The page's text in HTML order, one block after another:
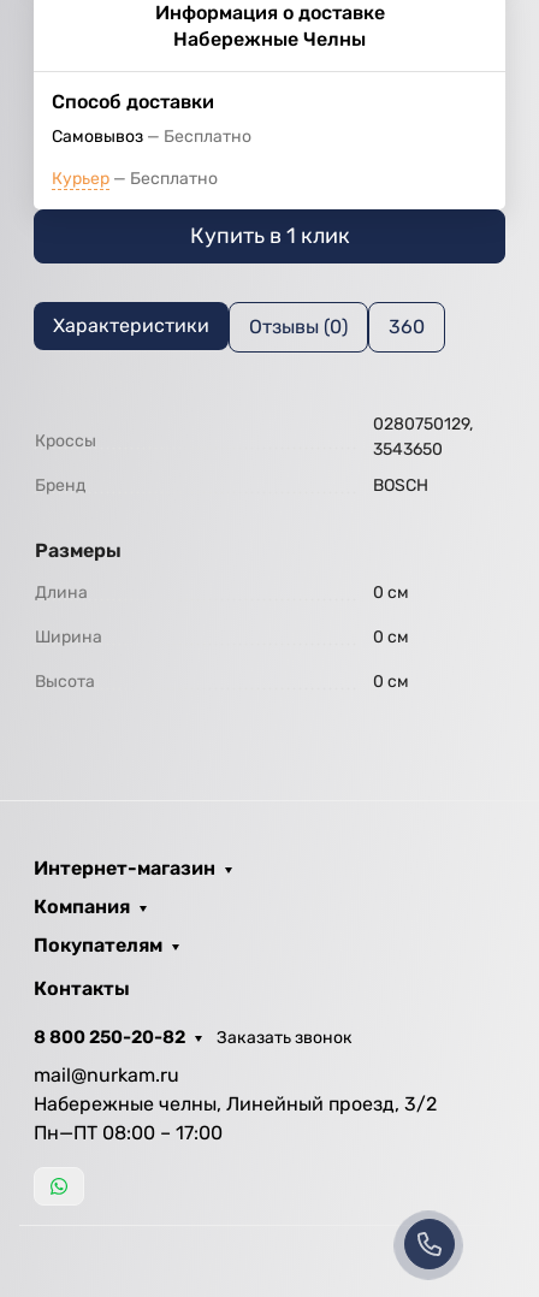
Информация о доставке
Набережные Челны
Способ доставки
Самовывоз Бесплатно
Курьер Бесплатно
Купить в 1 клик
Характеристики Отзывы (0) 360
Кроссы
0280750129,
3543650
Бренд
BOSCH
Размеры
Длина 0 см
Ширина 0 см
Высота 0 см
Интернет-магазин
Компания
Покупателям
Контакты
8 800 250-20-82 Заказать звонок
mail@nurkam.ru
Набережные челны, Линейный проезд, 3/2
Пн—ПТ 08:00 – 17:00